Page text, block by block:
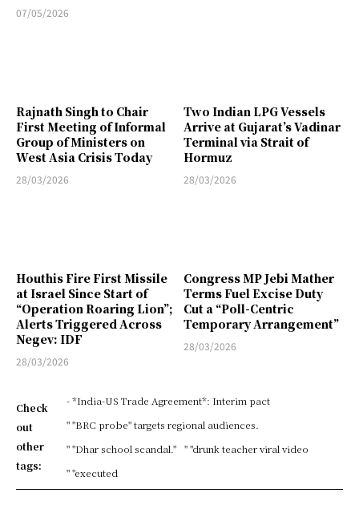
07/05/2026
Rajnath Singh to Chair
First Meeting of Informal
Group of Ministers on
West Asia Crisis Today
28/03/2026
Two Indian LPG Vessels
Arrive at Gujarat’s Vadinar
Terminal via Strait of
Hormuz
28/03/2026
Houthis Fire First Missile
at Israel Since Start of
“Operation Roaring Lion”;
Alerts Triggered Across
Negev: IDF
28/03/2026
Congress MP Jebi Mather
Terms Fuel Excise Duty
Cut a “Poll-Centric
Temporary Arrangement”
28/03/2026
Check
out
other
tags:
- *India-US Trade Agreement*: Interim pact
" "BRC probe" targets regional audiences.
" "Dhar school scandal." " "drunk teacher viral video
" "executed